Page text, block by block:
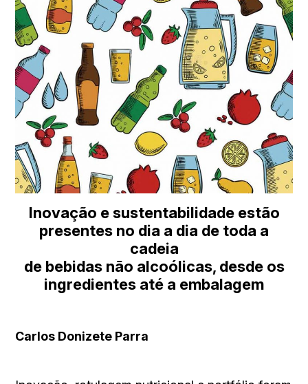
Inovação e sustentabilidade estão
presentes no dia a dia de toda a
cadeia
de bebidas não alcoólicas, desde os
ingredientes até a embalagem
Carlos Donizete Parra